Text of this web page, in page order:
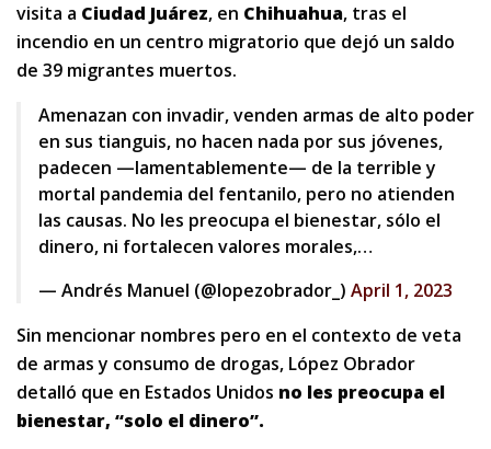
visita a Ciudad Juárez, en Chihuahua, tras el
incendio en un centro migratorio que dejó un saldo
de 39 migrantes muertos.
Amenazan con invadir, venden armas de alto poder
en sus tianguis, no hacen nada por sus jóvenes,
padecen —lamentablemente— de la terrible y
mortal pandemia del fentanilo, pero no atienden
las causas. No les preocupa el bienestar, sólo el
dinero, ni fortalecen valores morales,…
— Andrés Manuel (@lopezobrador_) April 1, 2023
Sin mencionar nombres pero en el contexto de veta
de armas y consumo de drogas, López Obrador
detalló que en Estados Unidos no les preocupa el
bienestar, “solo el dinero”.